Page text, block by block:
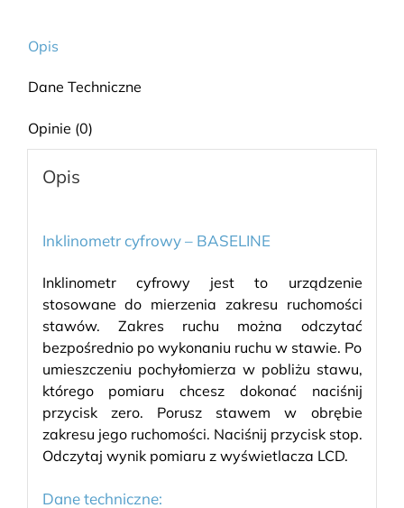
Opis
Dane Techniczne
Opinie (0)
Opis
Inklinometr cyfrowy – BASELINE
Inklinometr cyfrowy jest to urządzenie
stosowane do mierzenia zakresu ruchomości
stawów. Zakres ruchu można odczytać
bezpośrednio po wykonaniu ruchu w stawie. Po
umieszczeniu pochyłomierza w pobliżu stawu,
którego pomiaru chcesz dokonać naciśnij
przycisk zero. Porusz stawem w obrębie
zakresu jego ruchomości. Naciśnij przycisk stop.
Odczytaj wynik pomiaru z wyświetlacza LCD.
Dane techniczne: